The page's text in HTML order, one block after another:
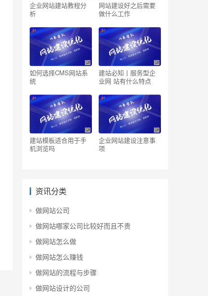
企业网站建站教程分
析
网站建设好之后需要
做什么工作
如何选择CMS网站系
统
建站必知丨服务型企
业网 站有什么特点
建站模板适合用于手
机浏览吗
企业网站建设注意事
项
资讯分类
做网站公司
做网站哪家公司比较好而且不贵
做网站怎么做
做网站怎么赚钱
做网站的流程与步骤
做网站设计的公司